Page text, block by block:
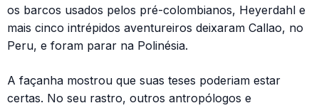
os barcos usados pelos pré-colombianos, Heyerdahl e
mais cinco intrépidos aventureiros deixaram Callao, no
Peru, e foram parar na Polinésia.
A façanha mostrou que suas teses poderiam estar
certas. No seu rastro, outros antropólogos e